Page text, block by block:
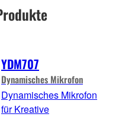
YDM707
Dynamisches Mikrofon
Dynamisches Mikrofon
für Kreative